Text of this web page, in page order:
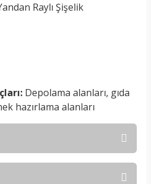
Raylı Şişelik
Depolama alanları, gıda
hazırlama alanları